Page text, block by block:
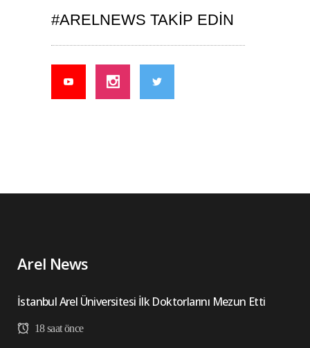
#ARELNEWS TAKIP EDIN
Arel News
İstanbul Arel Üniversitesi İlk Doktorlarını Mezun Etti
18 saat önce